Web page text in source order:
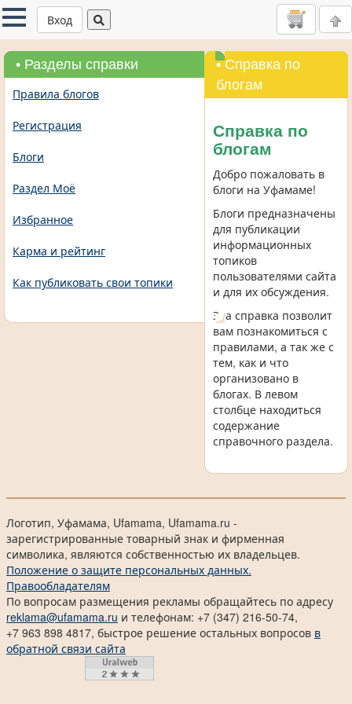
Вход
• Разделы справки
Правила блогов
Регистрация
Блоги
Раздел Моё
Избранное
Карма и рейтинг
Как публиковать свои топики
• Справка по
блогам
Справка по
блогам
Добро пожаловать в
блоги на Уфамаме!
Блоги предназначены
для публикации
информационных
топиков
пользователями сайта
и для их обсуждения.
Эта справка позволит
вам познакомиться с
правилами, а так же с
тем, как и что
организовано в
блогах. В левом
столбце находиться
содержание
справочного раздела.
Логотип, Уфамама, Ufamama, Ufamama.ru -
зарегистрированные товарный знак и фирменная
символика, являются собственностью их владельцев.
Положение о защите персональных данных.
Правообладателям
По вопросам размещения рекламы обращайтесь по адресу
reklama@ufamama.ru и телефонам: +7 (347) 216-50-74,
+7 963 898 4817, быстрое решение остальных вопросов в
обратной связи сайта